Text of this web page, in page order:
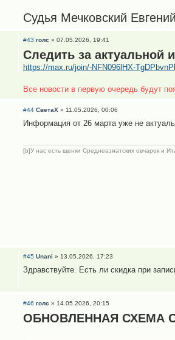
Судья Мечковский
#43 голс » 07.05.2026, 19:41
Следить за
https://max.ru/join/-NFN096lHX-
Все новости в первую очередь будут
#44 СветаХ » 11.05.2026, 00:06
Информация от 26 марта уже не
[b]У нас есть щенки Среднеазиатских овчарок и
#45 Unani » 13.05.2026, 17:23
Здравствуйте. Есть ли скидка при
#46 голс » 14.05.2026, 20:15
ОБНОВЛЕННАЯ СХЕМА